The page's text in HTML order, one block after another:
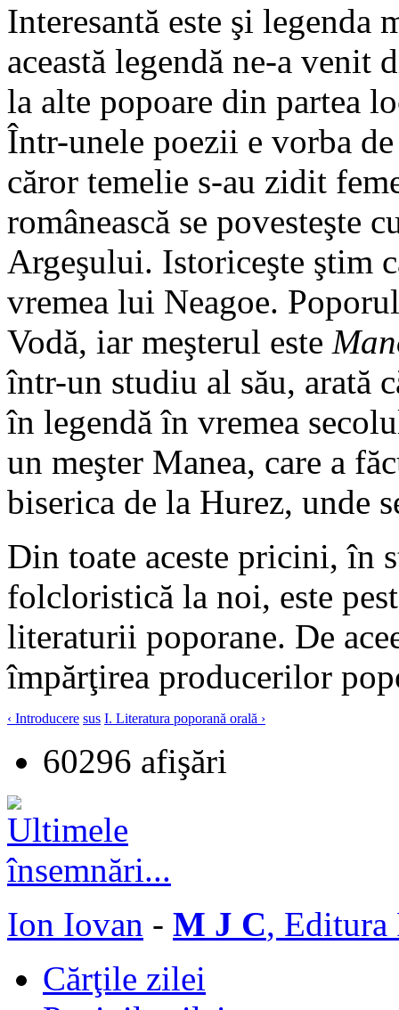
Interesantă este şi legenda
această legendă ne-a venit
la alte popoare din partea
Într-unele poezii e vorba
căror temelie s-au zidit
românească se povesteşte
Argeşului. Istoriceşte ştim
vremea lui Neagoe.
Vodă, iar meşterul este
într-un studiu al său, arată
în legendă în vremea
un meşter Manea, care a
biserica de la Hurez, unde
Din toate aceste pricini, în
folcloristică la noi, este
literaturii poporane. De
împărţirea producerilor
‹ Introducere sus I. Literatura poporană orală ›
60296 afişări
Ion Iovan - M J C, Editura
Cărţile zilei